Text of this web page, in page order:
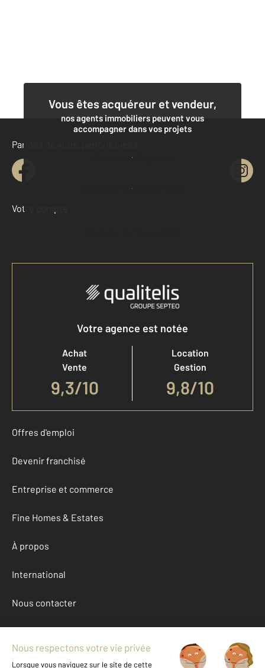
Vous êtes acquéreur et vendeur,
nos agents immobiliers peuvent vous
accompagner dans vos projets
Contacter l'agence
Demander une estimation
Parlons de vous, parlons biens
Votre compte :
Accéder à mon compte
Votre agence est notée
Achat
Vente
9,3/10
Location
Gestion
9,8/10
Offres d'emploi
Devenir franchisé
Entreprise et commerce
Fine Homes & Estates
À propos
International
Nous contacter
Mentions légales & CGU et Barèmes d'honoraires